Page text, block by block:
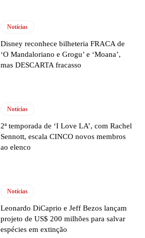
Notícias
Disney reconhece bilheteria FRACA de
‘O Mandaloriano e Grogu’ e ‘Moana’,
mas DESCARTA fracasso
Notícias
2ª temporada de ‘I Love LA’, com Rachel
Sennott, escala CINCO novos membros
ao elenco
Notícias
Leonardo DiCaprio e Jeff Bezos lançam
projeto de US$ 200 milhões para salvar
espécies em extinção